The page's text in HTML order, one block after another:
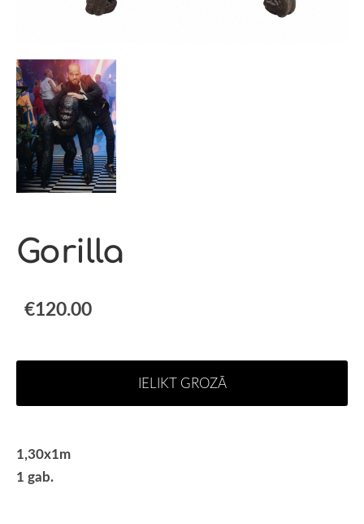
Gorilla
€120.00
IELIKT GROZĀ
1,30x1m
1 gab.